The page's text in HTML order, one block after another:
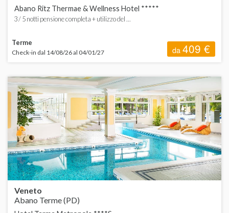
Abano Ritz Thermae & Wellness Hotel *****
3 / 5 notti pensione completa + utilizzo del ...
Terme
Check-in dal 14/08/26 al 04/01/27 da409 €
Veneto
Abano Terme (PD)